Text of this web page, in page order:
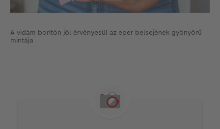
A vidám borítón jól érvényesül az eper belsejének gyönyörű
mintája